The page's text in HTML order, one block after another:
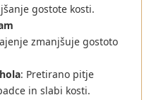
gostote kosti.
zmanjšuje gostoto
: Pretirano pitje
in slabi kosti.